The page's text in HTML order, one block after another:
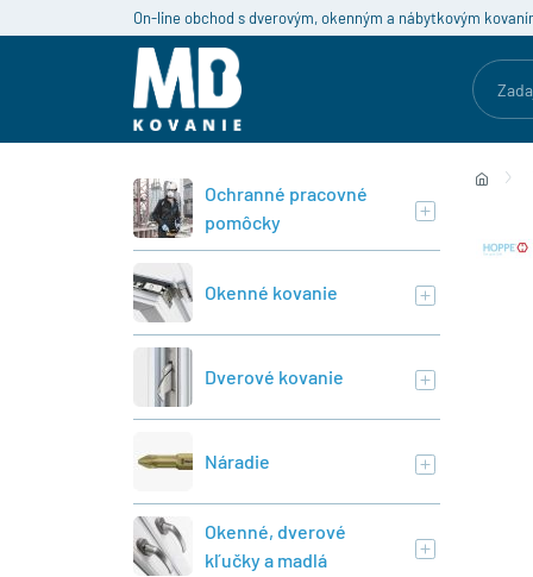
On-line obchod s dverovým, okenným a nábytkovým
Ochranné pracovné
pomôcky
Okenné kovanie
Dverové kovanie
Náradie
Okenné, dverové
kľučky a madlá